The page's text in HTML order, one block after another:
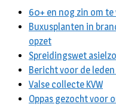
60+ en nog zin om
Buxusplanten in
opzet
Spreidingswet
Bericht voor de
Valse collecte KVW
Oppas gezocht voor